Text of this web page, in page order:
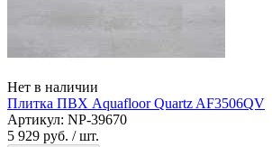
Нет в наличии
Плитка ПВХ Aquafloor Quartz AF3506QV
Артикул: NP-39670
5 929 руб. / шт.